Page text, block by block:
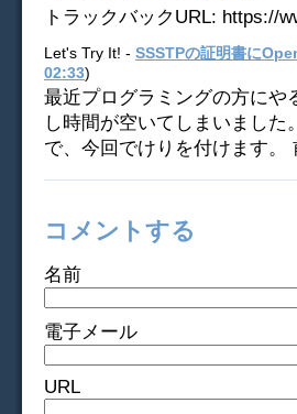
トラックバックURL: https://
Let's Try It! - SSSTPの証明書に
02:33)
最近プログラミングの方にや
し時間が空いてしまいまし
で、今回でけりを付けます。
コメントする
名前
電子メール
URL